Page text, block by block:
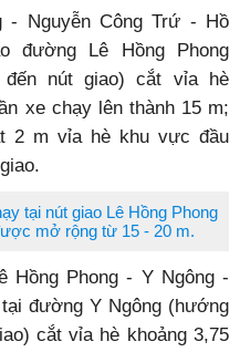
- Nguyễn Công Trứ - Hồ
đường Lê Hồng Phong
nút giao) cắt vỉa hè
xe chạy lên thành 15 m;
2 m vỉa hè khu vực đầu
tại nút giao Lê Hồng Phong
mở rộng từ 15 - 20 m.
Hồng Phong - Y Ngông -
đường Y Ngông (hướng
cắt vỉa hè khoảng 3,75